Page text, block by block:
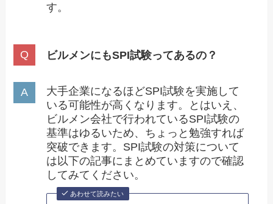
す。
ビルメンにもSPI試験ってあるの？
大手企業になるほどSPI試験を実施して
いる可能性が高くなります。とはいえ、
ビルメン会社で行われているSPI試験の
基準はゆるいため、ちょっと勉強すれば
突破できます。SPI試験の対策について
は以下の記事にまとめていますので確認
してみてください。
あわせて読みたい